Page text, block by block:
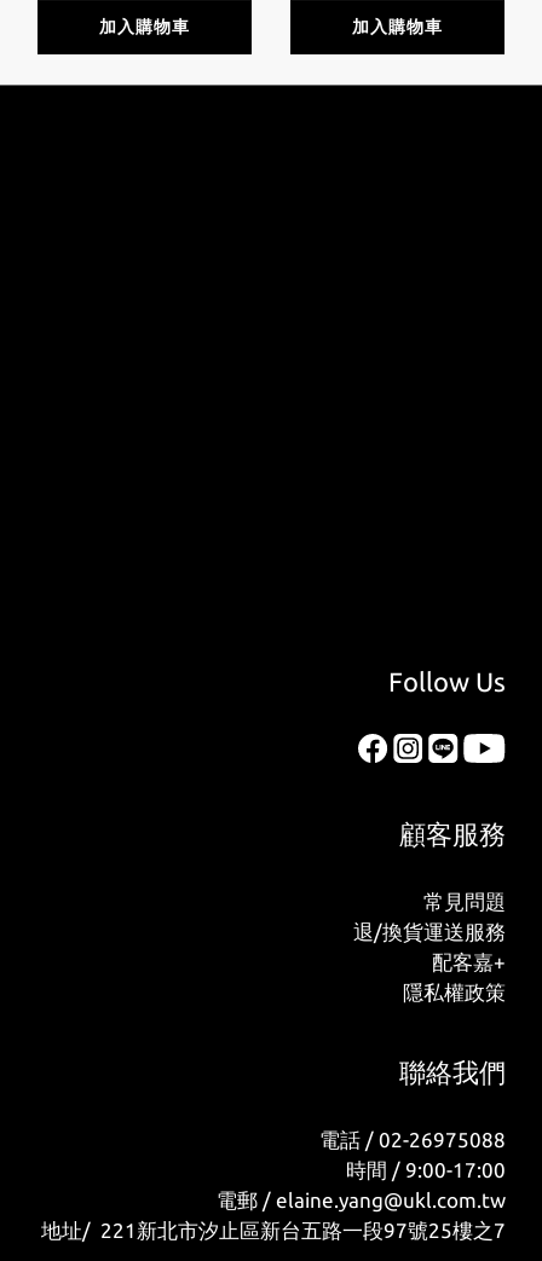
加入購物車 加入購物車
Follow Us
顧客服務
常見問題
退/換貨運送服務
配客嘉+
隱私權政策
聯絡我們
電話 / 02-26975088
時間 / 9:00-17:00
電郵 / elaine.yang@ukl.com.tw
地址/ 221新北市汐止區新台五路一段97號25樓之7